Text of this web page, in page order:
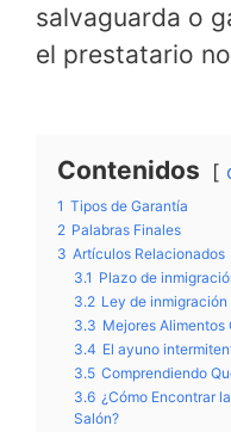
salvaguarda o
el prestatario
Contenidos
1 Tipos de Garantía
2 Palabras Finales
3 Artículos Relacionados
3.1 Plazo de
3.2 Ley de inmigración
3.3 Mejores Alimentos
3.4 El ayuno
3.5 Comprendiendo
3.6 ¿Cómo Encontrar
Salón?